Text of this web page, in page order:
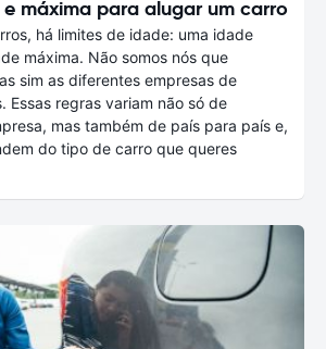
máxima para alugar um carro
há limites de idade: uma idade
máxima. Não somos nós que
sim as diferentes empresas de
Essas regras variam não só de
mas também de país para país e,
do tipo de carro que queres